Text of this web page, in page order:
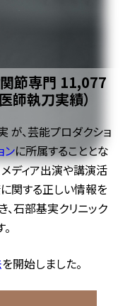
節専門 11,077
師執刀実績）
が、芸能プロダクショ
ンに所属することとな
メディア出演や講演活
関する正しい情報を
、石部基実クリニック
を開始しました。